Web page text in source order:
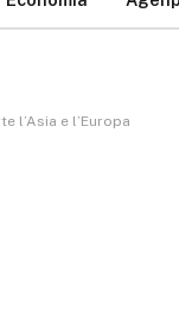
l’Asia e l’Europa